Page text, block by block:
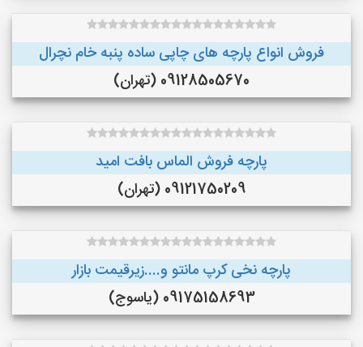
فروش انواع پارچه های چاپی ساده پنبه خام نچرال
09128505670 (تهران)
پارچه فروش الماس بافت امید
09121750209 (تهران)
پارچه نخی کرپ مانتو و....زیرقیمت بازار
09175158693 (یاسوج)